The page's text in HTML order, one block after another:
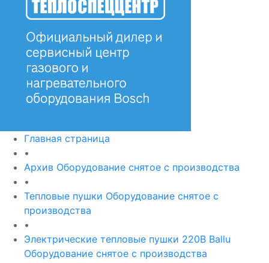
Главная страница
•
Архив Оборудование снятое с производства
•
Тепловые пушки Оборудование снятое с
производства
•
Электрические тепловые пушки 220В Ballu
Оборудование снятое с производства